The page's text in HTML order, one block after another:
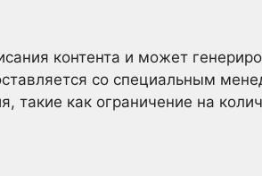
контента и может
со специальным
такие как ограничение на